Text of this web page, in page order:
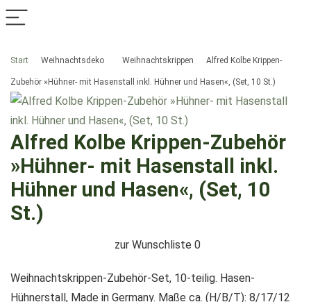
Start Weihnachtsdeko Weihnachtskrippen Alfred Kolbe Krippen-
Zubehör »Hühner- mit Hasenstall inkl. Hühner und Hasen«, (Set, 10 St.)
Alfred Kolbe Krippen-Zubehör
»Hühner- mit Hasenstall inkl.
Hühner und Hasen«, (Set, 10
St.)
zur Wunschliste 0
Weihnachtskrippen-Zubehör-Set, 10-teilig. Hasen-
Hühnerstall, Made in Germany. Maße ca. (H/B/T): 8/17/12